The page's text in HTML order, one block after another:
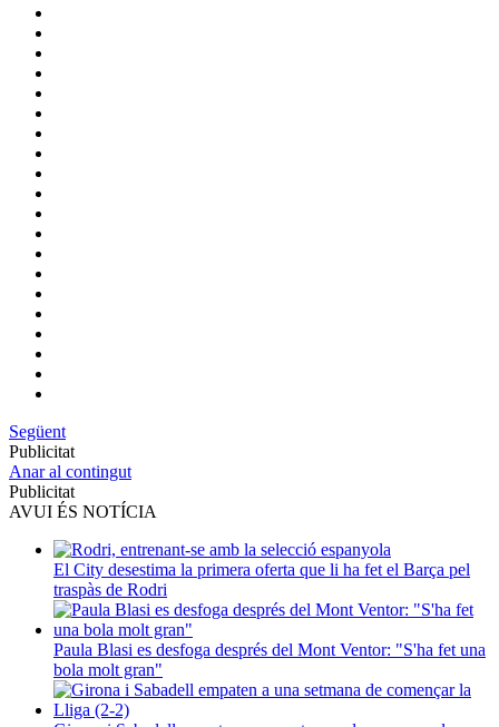
Següent
Publicitat
Anar al contingut
Publicitat
AVUI ÉS NOTÍCIA
El City desestima la primera oferta que li ha fet el Barça pel
traspàs de Rodri
Paula Blasi es desfoga després del Mont Ventor: "S'ha fet una
bola molt gran"